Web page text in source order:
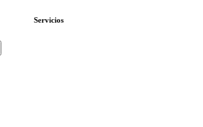
Servicios